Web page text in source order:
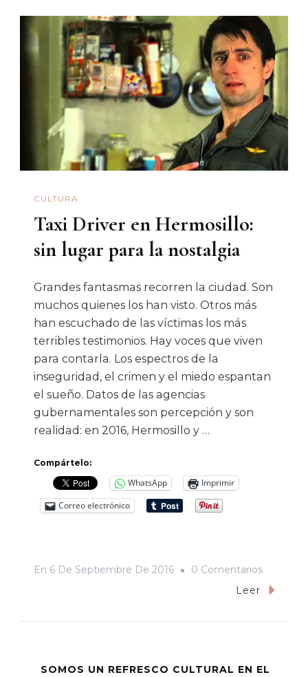
CULTURA
Taxi Driver en Hermosillo:
sin lugar para la nostalgia
Grandes fantasmas recorren la ciudad. Son
muchos quienes los han visto. Otros más
han escuchado de las víctimas los más
terribles testimonios. Hay voces que viven
para contarla. Los espectros de la
inseguridad, el crimen y el miedo espantan
el sueño. Datos de las agencias
gubernamentales son percepción y son
realidad: en 2016, Hermosillo y …
Compártelo:
WhatsApp
Imprimir
Correo electrónico
En 6 De Septiembre De 2016 0 ComentariosEn
Taxi
Sin
Leer
SOMOS UN REFRESCO CULTURAL EN EL